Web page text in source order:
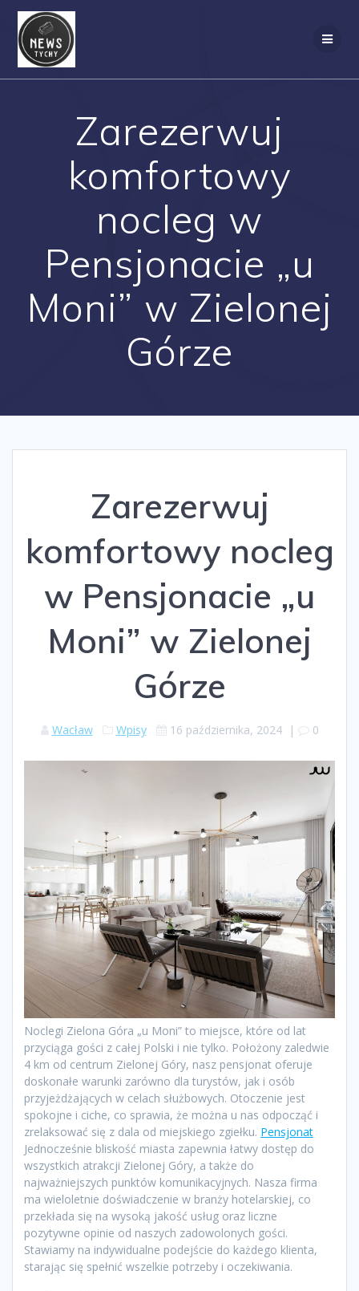
Zarezerwuj
komfortowy
nocleg w
Pensjonacie „u
Moni” w Zielonej
Górze
Zarezerwuj
komfortowy nocleg
w Pensjonacie „u
Moni” w Zielonej
Górze
Wacław Wpisy 16 października, 2024| 0
Noclegi Zielona Góra „u Moni” to miejsce, które od lat
przyciąga gości z całej Polski i nie tylko. Położony zaledwie
4 km od centrum Zielonej Góry, nasz pensjonat oferuje
doskonałe warunki zarówno dla turystów, jak i osób
przyjeżdżających w celach służbowych. Otoczenie jest
spokojne i ciche, co sprawia, że można u nas odpocząć i
zrelaksować się z dala od miejskiego zgiełku. Pensjonat
Jednocześnie bliskość miasta zapewnia łatwy dostęp do
wszystkich atrakcji Zielonej Góry, a także do
najważniejszych punktów komunikacyjnych. Nasza firma
ma wieloletnie doświadczenie w branży hotelarskiej, co
przekłada się na wysoką jakość usług oraz liczne
pozytywne opinie od naszych zadowolonych gości.
Stawiamy na indywidualne podejście do każdego klienta,
starając się spełnić wszelkie potrzeby i oczekiwania.